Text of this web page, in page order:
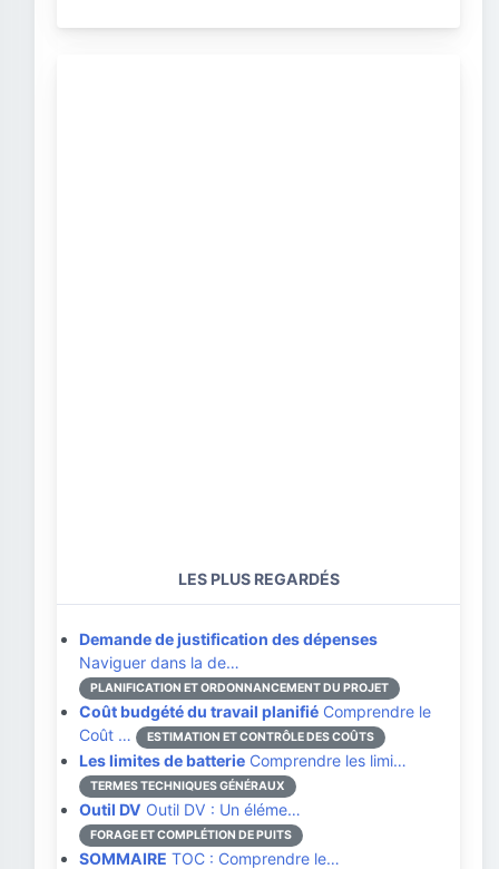
LES PLUS REGARDÉS
Demande de justification des dépenses
Naviguer dans la de…
PLANIFICATION ET ORDONNANCEMENT DU PROJET
Coût budgété du travail planifié Comprendre le
Coût …
ESTIMATION ET CONTRÔLE DES COÛTS
Les limites de batterie Comprendre les limi…
TERMES TECHNIQUES GÉNÉRAUX
Outil DV Outil DV : Un éléme…
FORAGE ET COMPLÉTION DE PUITS
SOMMAIRE TOC : Comprendre le…